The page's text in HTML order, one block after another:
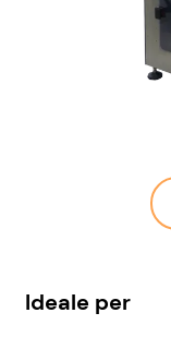
Ideale per